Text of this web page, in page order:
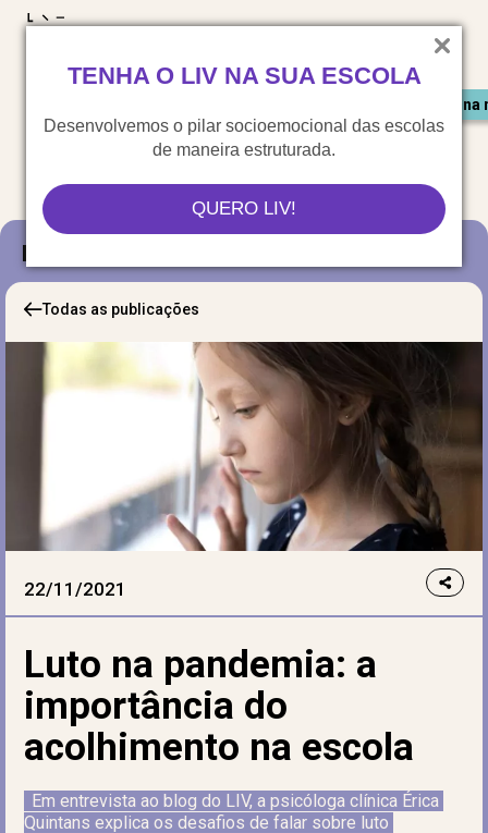
TENHA O LIV NA SUA ESCOLA
Desenvolvemos o pilar socioemocional das escolas
de maneira estruturada.
QUERO LIV!
Saiu
Blog
Todas as publicações
22/11/2021
Luto na pandemia: a
importância do
acolhimento na escola
Em entrevista ao blog do LIV, a psicóloga clínica Érica
Quintans explica os desafios de falar sobre luto